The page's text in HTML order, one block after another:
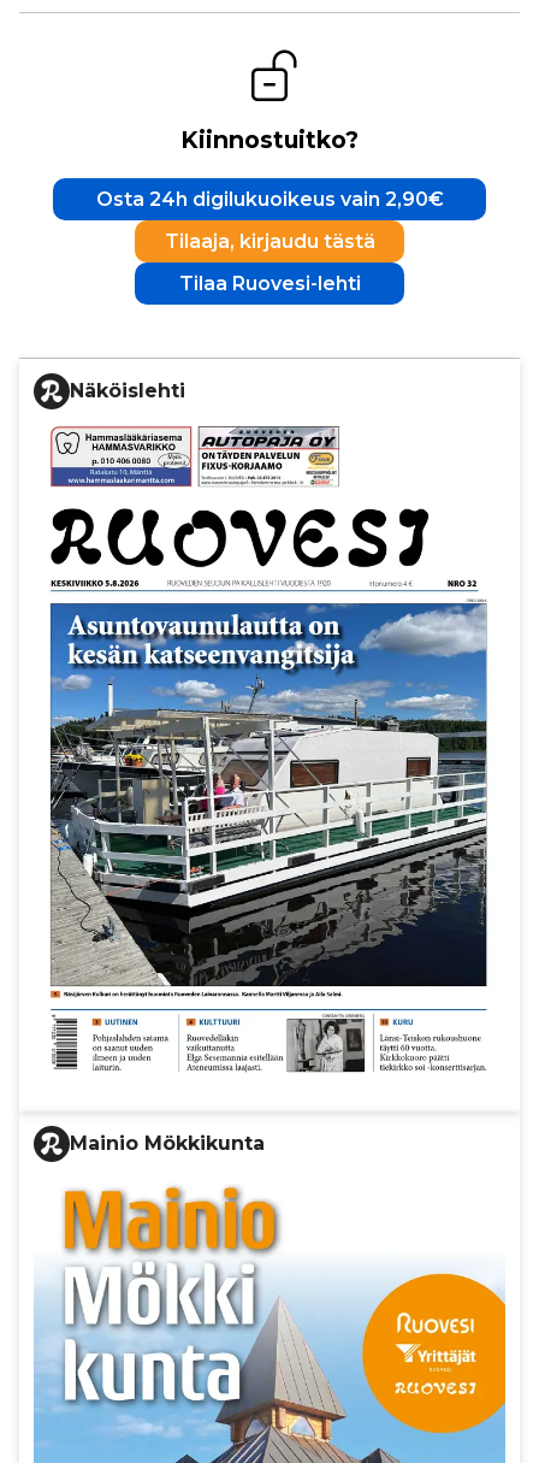
Kiinnostuitko?
Osta 24h digilukuoikeus vain 2,90€
Tilaaja, kirjaudu tästä
Tilaa Ruovesi-lehti
Näköislehti
Mainio Mökkikunta